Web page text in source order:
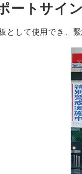
ートサイ
として使用でき、